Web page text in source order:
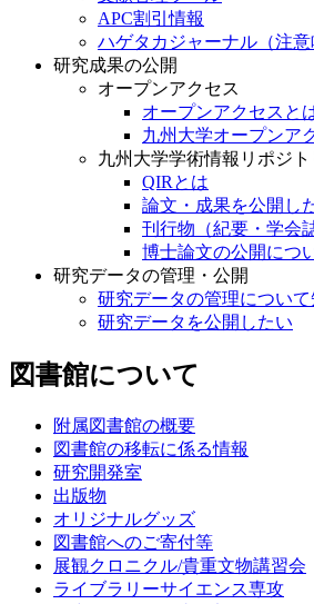
APC割引情報
ハゲタカジャーナル（注意
研究成果の公開
オープンアクセス
オープンアクセスと
九州大学オープンア
九州大学学術情報リポジト
QIRとは
論文・成果を公開し
刊行物（紀要・学会
博士論文の公開につ
研究データの管理・公開
研究データの管理につい
研究データを公開したい
図書館について
附属図書館の概要
図書館の移転に係る情報
研究開発室
出版物
オリジナルグッズ
図書館へのご寄付等
展観クロニクル/貴重文物講習会
ライブラリーサイエンス専攻